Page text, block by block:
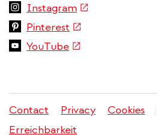
external)
Instagram (link
is
Pinterest (link
is
YouTube(link
Legales
Contact Privacy Cookies
Erreichbarkeit